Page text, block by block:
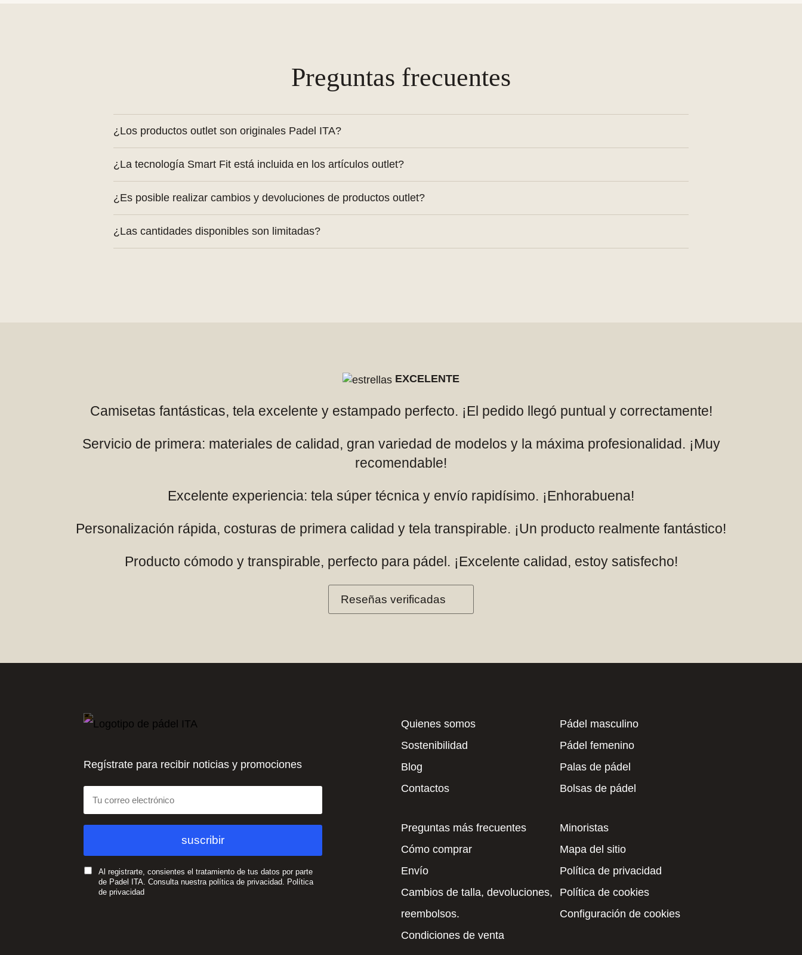
Preguntas frecuentes
¿Los productos outlet son originales Padel ITA?
Sí, cada artículo del outlet es un producto original de colecciones anteriores.
¿La tecnología Smart Fit está incluida en los artículos outlet?
No, la ropa outlet no tiene el parche interactivo Smart Fit.
¿Es posible realizar cambios y devoluciones de productos outlet?
Sí, se aplican las mismas condiciones estándar de cambio y devolución.
¿Las cantidades disponibles son limitadas?
EXCELENTE
Camisetas fantásticas, tela excelente y estampado perfecto. ¡El pedido llegó puntual y correctamente!
Servicio de primera: materiales de calidad, gran variedad de modelos y la máxima profesionalidad. ¡Muy
recomendable!
Excelente experiencia: tela súper técnica y envío rapidísimo. ¡Enhorabuena!
Personalización rápida, costuras de primera calidad y tela transpirable. ¡Un producto realmente fantástico!
Producto cómodo y transpirable, perfecto para pádel. ¡Excelente calidad, estoy satisfecho!
Reseñas verificadas
Regístrate para recibir noticias y promociones
Al registrarte, consientes el tratamiento de tus datos por parte
de Padel ITA. Consulta nuestra política de privacidad. Política
de privacidad
Quienes somos
Sostenibilidad
Blog
Contactos
Pádel masculino
Pádel femenino
Palas de pádel
Bolsas de pádel
Preguntas más frecuentes
Cómo comprar
Envío
Cambios de talla, devoluciones,
reembolsos.
Condiciones de venta
Minoristas
Mapa del sitio
Política de privacidad
Política de cookies
Configuración de cookies